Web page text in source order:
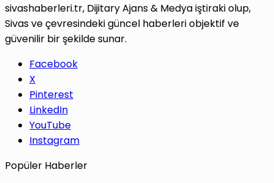
sivashaberleri.tr, Dijitary Ajans & Medya iştiraki olup,
Sivas ve çevresindeki güncel haberleri objektif ve
güvenilir bir şekilde sunar.
Facebook
X
Pinterest
LinkedIn
YouTube
Instagram
Popüler Haberler